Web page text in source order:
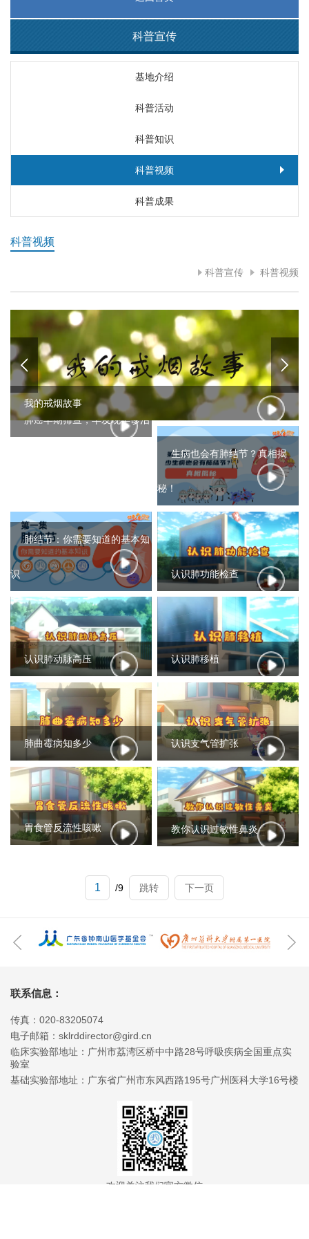
科普宣传
基地介绍
科普活动
科普知识
科普视频
科普成果
科普视频
科普宣传 科普视频
我的戒烟故事
肺癌早期筛查，早发现早诊治
生病也会有肺结节？真相揭
秘！
肺结节：你需要知道的基本知
识 认识肺功能检查
认识肺动脉高压 认识肺移植
肺曲霉病知多少 认识支气管扩张
胃食管反流性咳嗽 教你认识过敏性鼻炎
/9 跳转 下一页
联系信息：
传真：020-83205074
电子邮箱：sklrddirector@gird.cn
临床实验部地址：广州市荔湾区桥中中路28号呼吸疾病全国重点实
验室
基础实验部地址：广东省广州市东风西路195号广州医科大学16号楼
欢迎关注我们官方微信